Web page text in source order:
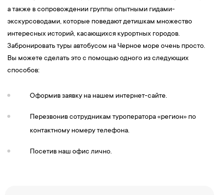
а также в сопровождении группы опытными гидами-
экскурсоводами, которые поведают детишкам множество
интересных историй, касающихся курортных городов.
Забронировать туры автобусом на Черное море очень просто.
Вы можете сделать это с помощью одного из следующих
способов:
Оформив заявку на нашем интернет-сайте.
Перезвонив сотрудникам туроператора «регион» по
контактному номеру телефона.
Посетив наш офис лично.